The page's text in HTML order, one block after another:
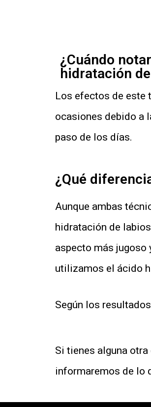
¿Cuándo
hidratación
Los efectos de este
ocasiones debido a
paso de los días.
¿Qué
Aunque ambas
hidratación de
aspecto más jugoso
utilizamos el ácido
Según los
Si tienes alguna
informaremos de lo